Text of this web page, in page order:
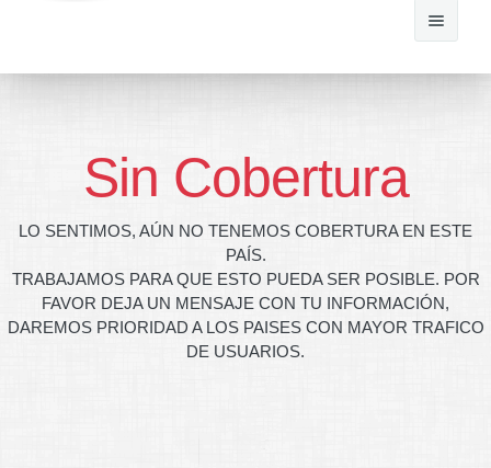
Sin Cobertura
LO SENTIMOS, AÚN NO TENEMOS COBERTURA EN ESTE
PAÍS.
TRABAJAMOS PARA QUE ESTO PUEDA SER POSIBLE. POR
FAVOR DEJA UN MENSAJE CON TU INFORMACIÓN,
DAREMOS PRIORIDAD A LOS PAISES CON MAYOR TRAFICO
DE USUARIOS.